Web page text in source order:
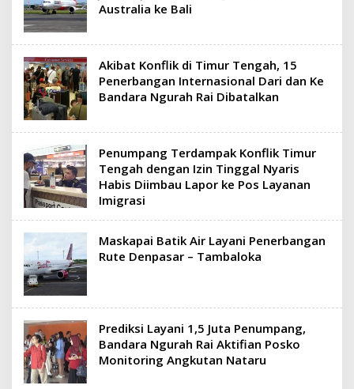
Australia ke Bali
Akibat Konflik di Timur Tengah, 15
Penerbangan Internasional Dari dan Ke
Bandara Ngurah Rai Dibatalkan
Penumpang Terdampak Konflik Timur
Tengah dengan Izin Tinggal Nyaris
Habis Diimbau Lapor ke Pos Layanan
Imigrasi
Maskapai Batik Air Layani Penerbangan
Rute Denpasar – Tambaloka
Prediksi Layani 1,5 Juta Penumpang,
Bandara Ngurah Rai Aktifian Posko
Monitoring Angkutan Nataru